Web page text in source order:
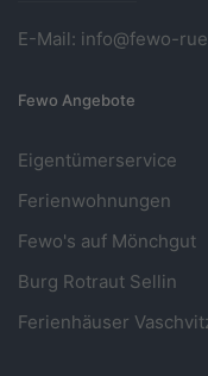
E-Mail: info@fewo-
Fewo Angebote
Eigentümerservice
Ferienwohnungen
Fewo's auf Mönchgut
Burg Rotraut Sellin
Ferienhäuser